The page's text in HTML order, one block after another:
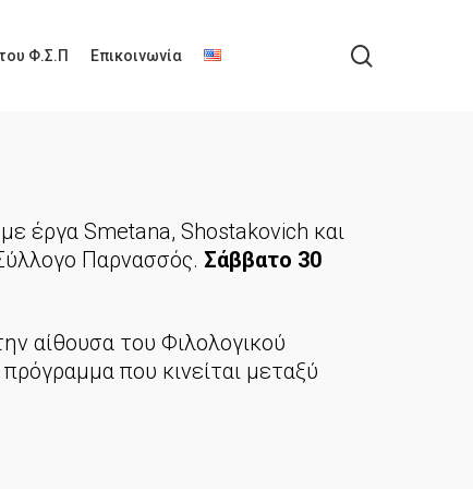
Φ.Σ.Π Επικοινωνία
έργα Smetana, Shostakovich και
Παρνασσός. Σάββατο 30
αίθουσα του Φιλολογικού
που κινείται μεταξύ